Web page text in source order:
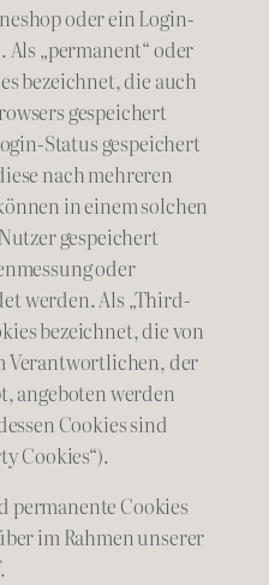
oder ein Login-
Als „permanent“ oder
bezeichnet, die auch
gespeichert
Status gespeichert
nach mehreren
in einem solchen
gespeichert
oder
werden. Als „Third-
bezeichnet, die von
Verantwortlichen, der
angeboten werden
Cookies sind
Cookies“).
permanente Cookies
im Rahmen unserer